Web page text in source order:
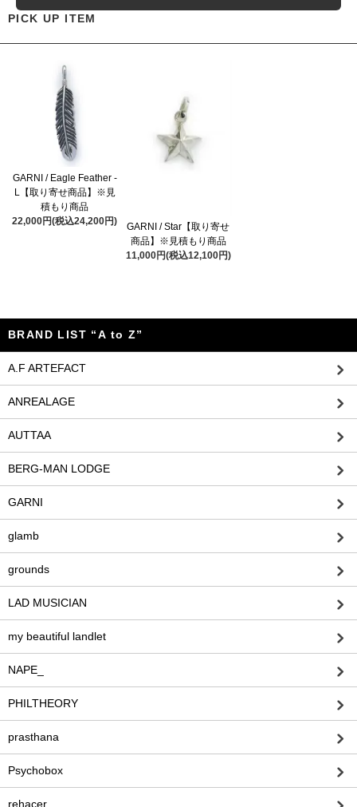
PICK UP ITEM
GARNI / Eagle Feather -
L【取り寄せ商品】※見
積もり商品
22,000円(税込24,200円)
GARNI / Star【取り寄せ
商品】※見積もり商品
11,000円(税込12,100円)
BRAND LIST “A to Z”
A.F ARTEFACT
ANREALAGE
AUTTAA
BERG-MAN LODGE
GARNI
glamb
grounds
LAD MUSICIAN
my beautiful landlet
NAPE_
PHILTHEORY
prasthana
Psychobox
rehacer